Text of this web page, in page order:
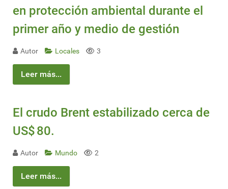
en protección ambiental durante el
primer año y medio de gestión
Autor Locales 3
Leer más...
El crudo Brent estabilizado cerca de
US$ 80.
Autor Mundo 2
Leer más...